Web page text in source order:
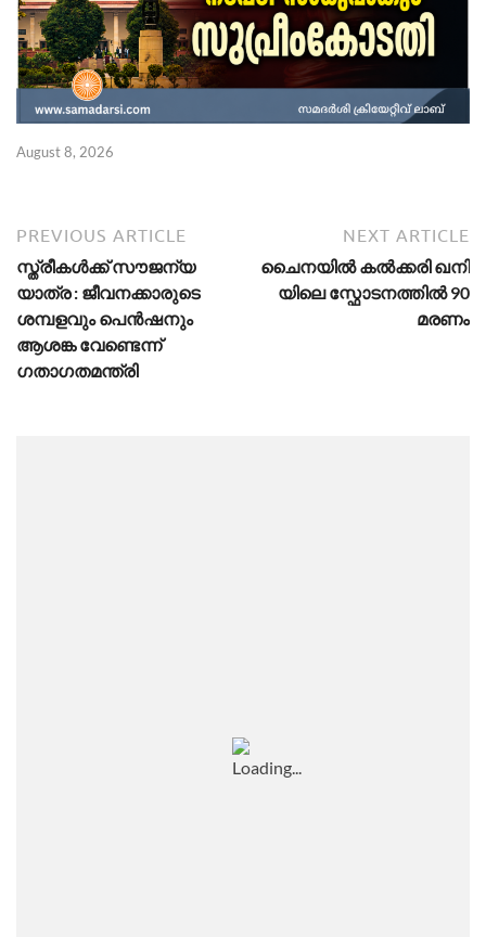
August 8, 2026
PREVIOUS ARTICLE
സ്ത്രീകള്‍ക്ക് സൗജന്യ
യാത്ര : ജീവനക്കാരുടെ
ശമ്പളവും പെന്‍ഷനും
ആശങ്ക വേണ്ടെന്ന്
ഗതാഗതമന്ത്രി
NEXT ARTICLE
ചൈ​ന​യി​ൽ ക​ൽ​ക്ക​രി ഖ​നി​
യി​ലെ സ്ഫോ​ട​ന​ത്തി​ൽ 90
മരണം